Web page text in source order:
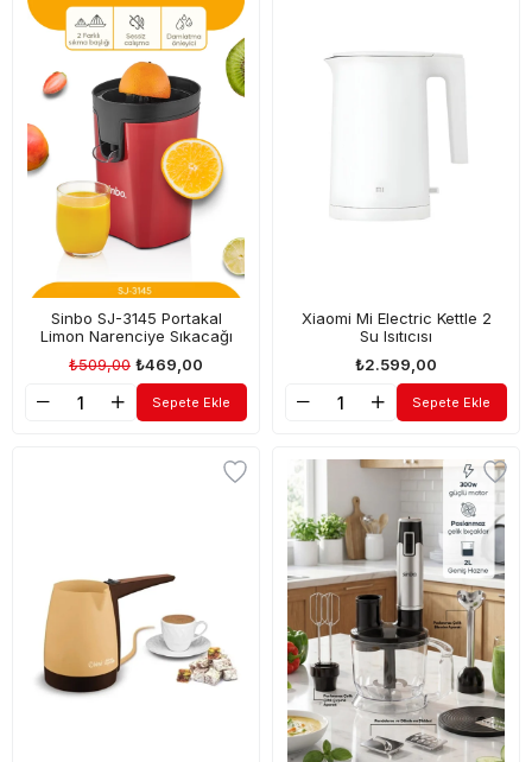
Sinbo SJ-3145 Portakal
Limon Narenciye Sıkacağı
₺469,00
₺509,00
Sepete Ekle
Xiaomi Mi Electric Kettle 2
Su Isıtıcısı
₺2.599,00
Sepete Ekle